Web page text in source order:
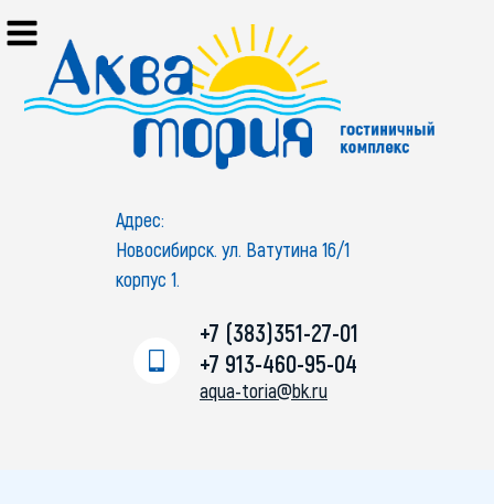
Адрес:
Новосибирск. ул. Ватутина 16/1
корпус 1.
+7 (383)351-27-01
+7 913-460-95-04
aqua-toria@bk.ru